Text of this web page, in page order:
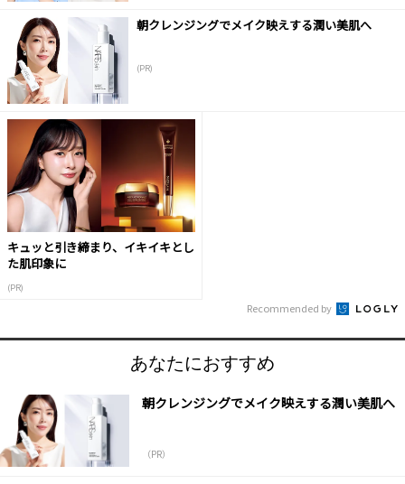
朝クレンジングでメイク映えする潤い美肌へ
(PR)
キュッと引き締まり、イキイキとし
た肌印象に
(PR)
Recommended by
あなたにおすすめ
朝クレンジングでメイク映えする潤い美肌へ
（PR）